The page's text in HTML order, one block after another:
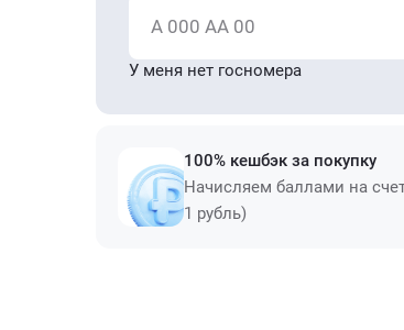
А 000 АА 00
У меня нет госномера
100% кешбэк за покупку
Начисляем баллами на
1 рубль)